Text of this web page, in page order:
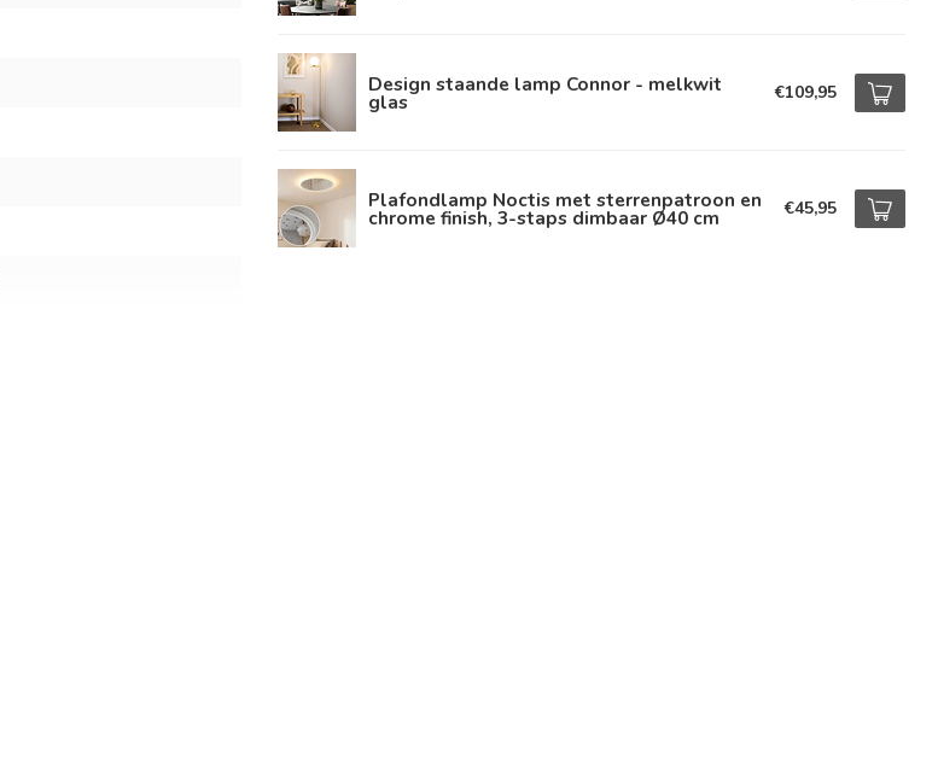
Design staande lamp Connor - melkwit
glas €109,95
Plafondlamp Noctis met sterrenpatroon en
chrome finish, 3-staps dimbaar Ø40 cm €45,95